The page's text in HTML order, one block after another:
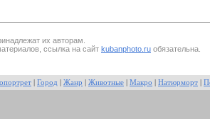
их авторам.
ссылка на сайт kubanphoto.ru обязательна.
Город Жанр Животные Макро Натюрморт